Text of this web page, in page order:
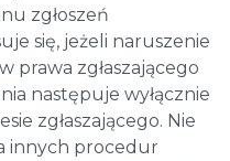
zgłoszeń
się, jeżeli naruszenie
prawa zgłaszającego
następuje wyłącznie
zgłaszającego. Nie
innych procedur